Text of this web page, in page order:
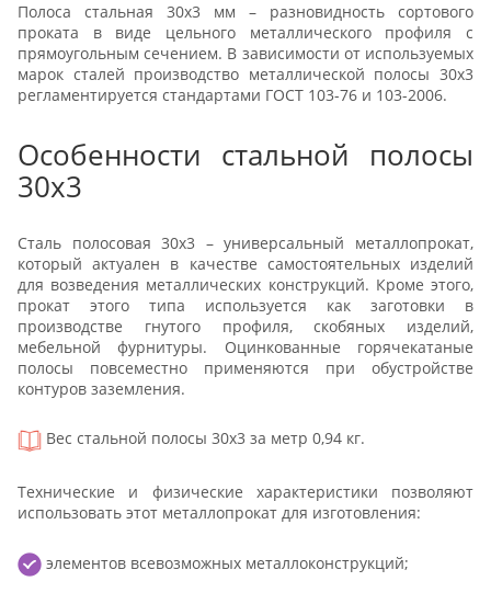
Полоса стальная 30x3 мм – разновидность сортового
проката в виде цельного металлического профиля с
прямоугольным сечением. В зависимости от используемых
марок сталей производство металлической полосы 30x3
регламентируется стандартами ГОСТ 103-76 и 103-2006.
Особенности стальной полосы
30x3
Сталь полосовая 30x3 – универсальный металлопрокат,
который актуален в качестве самостоятельных изделий
для возведения металлических конструкций. Кроме этого,
прокат этого типа используется как заготовки в
производстве гнутого профиля, скобяных изделий,
мебельной фурнитуры. Оцинкованные горячекатаные
полосы повсеместно применяются при обустройстве
контуров заземления.
Вес стальной полосы 30x3 за метр 0,94 кг.
Технические и физические характеристики позволяют
использовать этот металлопрокат для изготовления:
элементов всевозможных металлоконструкций;